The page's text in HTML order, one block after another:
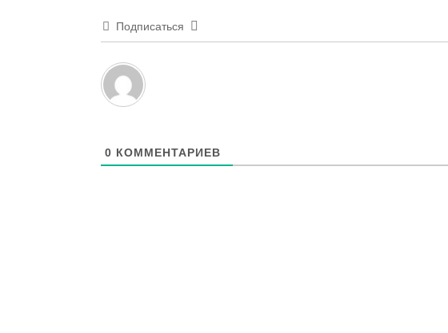
Подписаться
0 КОММЕНТАРИЕВ